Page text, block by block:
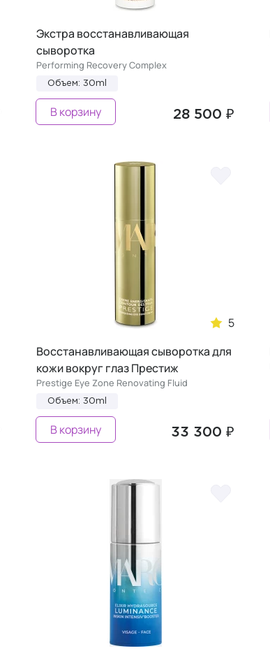
Экстра восстанавливающая
сыворотка
Performing Recovery Complex
Объем: 30ml
28 500 ₽
В корзину
5
Восстанавливающая сыворотка для
кожи вокруг глаз Престиж
Prestige Eye Zone Renovating Fluid
Объем: 30ml
33 300 ₽
В корзину